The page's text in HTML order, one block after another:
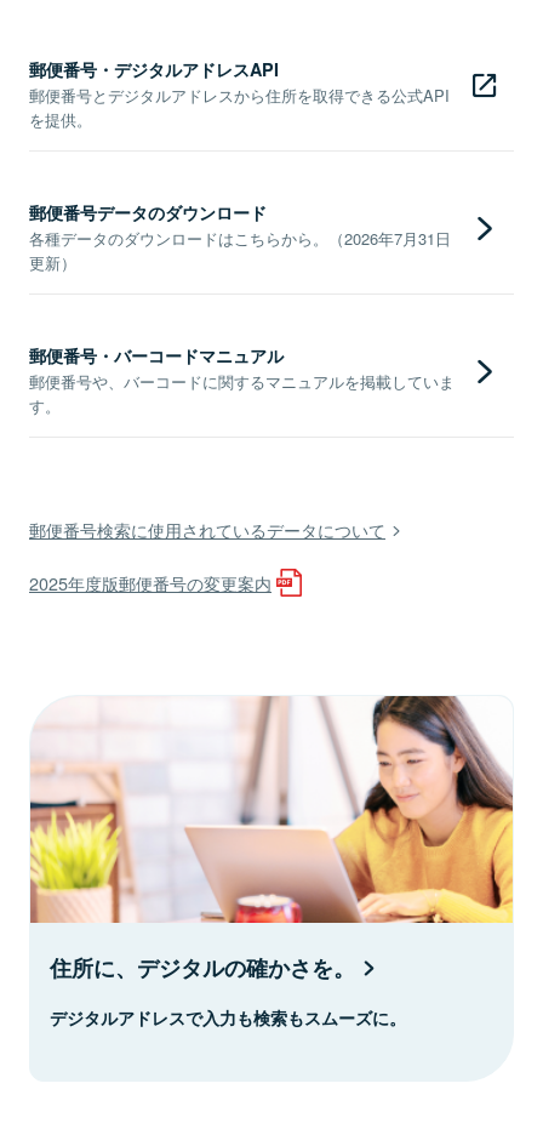
郵便番号・デジタルアドレスAPI
郵便番号とデジタルアドレスから住所を取得できる公式API
を提供。
郵便番号データのダウンロード
各種データのダウンロードはこちらから。（2026年7月31日
更新）
郵便番号・バーコードマニュアル
郵便番号や、バーコードに関するマニュアルを掲載していま
す。
郵便番号検索に使用されているデータについて
2025年度版郵便番号の変更案内
住所に、デジタルの確かさを。
デジタルアドレスで入力も検索もスムーズに。